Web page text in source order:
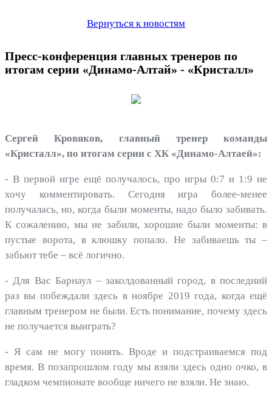
Вернуться к новостям
Пресс-конференция главных тренеров по
итогам серии «Динамо-Алтай» - «Кристалл»
Сергей Кровяков, главный тренер команды
«Кристалл», по итогам серии с ХК «Динамо-Алтаей»:
- В первой игре ещё получалось, про игры 0:7 и 1:9 не
хочу комментировать. Сегодня игра более-менее
получалась, но, когда были моменты, надо было забивать.
К сожалению, мы не забили, хорошие были моменты: в
пустые ворота, в клюшку попало. Не забиваешь ты –
забьют тебе – всё логично.
- Для Вас Барнаул – заколдованный город, в последний
раз вы побеждали здесь в ноябре 2019 года, когда ещё
главным тренером не были. Есть понимание, почему здесь
не получается выиграть?
- Я сам не могу понять. Вроде и подстраиваемся под
время. В позапрошлом году мы взяли здесь одно очко, в
гладком чемпионате вообще ничего не взяли. Не знаю.